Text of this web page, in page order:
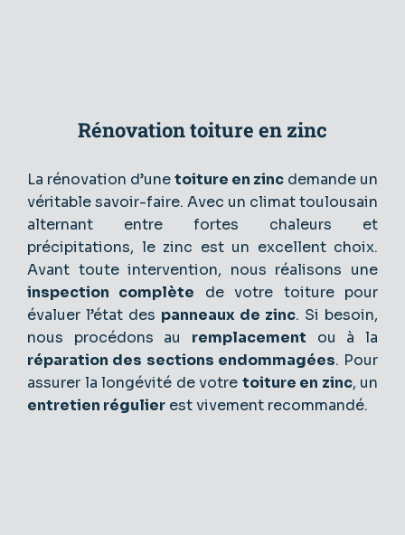
Rénovation toiture en zinc
La rénovation d’unetoiture en zinc demande un
véritable savoir-faire. Avec un climat toulousain
alternant entre fortes chaleurs et
précipitations, le zinc est un excellent choix.
Avant toute intervention, nous réalisons une
inspection complète de votre toiture pour
évaluer l’état des panneaux de zinc. Si besoin,
nous procédons au remplacement ou à la
réparation des sections endommagées. Pour
assurer la longévité de votre toiture en zinc, un
entretien régulier est vivement recommandé.